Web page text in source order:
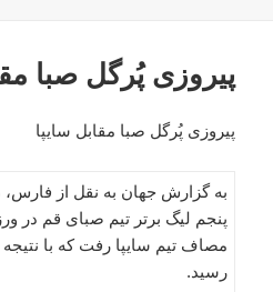
پیروزی پُرگل صبا
پیروزی پُرگل صبا مقابل سایپا
به گزارش جهان به نقل از فارس،
پنجم لیگ برتر تیم صبای قم در
رسید.